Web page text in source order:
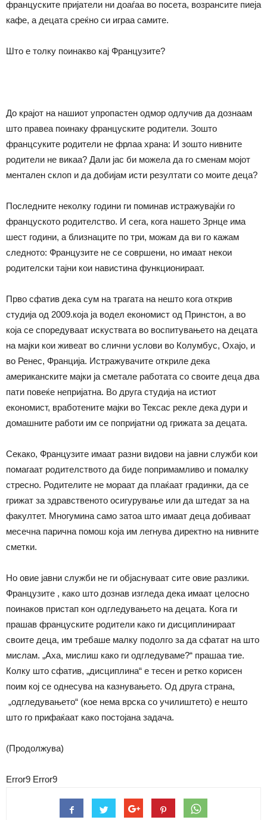
француските пријатели ни доаѓаа во посета, возрансите пиеја
кафе, а децата среќно си играа самите.
Што е толку поинакво кај Французите?
До крајот на нашиот упропастен одмор одлучив да дознаам
што правеа поинаку француските родители. Зошто
францсуките родители не фрлаа храна: И зошто нивните
родители не викаа? Дали јас би можела да го сменам мојот
ментален склоп и да добијам исти резултати со моите деца?
Последните неколку години ги поминав истражувајќи го
француското родителство. И сега, кога нашето Зрнце има
шест години, а близнаците по три, можам да ви го кажам
следното: Французите не се совршени, но имаат некои
родителски тајни кои навистина функционираат.
Прво сфатив дека сум на трагата на нешто кога открив
студија од 2009.која ја водел економист од Принстон, а во
која се споредуваат искуствата во воспитувањето на децата
на мајки кои живеат во слични услови во Колумбус, Охајо, и
во Ренес, Франција. Истражувачите откриле дека
американските мајки ја сметале работата со своите деца два
пати повеќе непријатна. Во друга студија на истиот
економист, вработените мајки во Тексас рекле дека дури и
домашните работи им се попријатни од грижата за децата.
Секако, Французите имаат разни видови на јавни служби кои
помагаат родителството да биде попримамливо и помалку
стресно. Родителите не мораат да плаќаат градинки, да се
грижат за здравственото осигурување или да штедат за на
факултет. Многумина само затоа што имаат деца добиваат
месечна парична помош која им легнува директно на нивните
сметки.
Но овие јавни служби не ги објаснуваат сите овие разлики.
Французите , како што дознав изгледа дека имаат целосно
поинаков пристап кон одгледувањето на децата. Кога ги
прашав француските родители како ги дисциплинираат
своите деца, им требаше малку подолго за да сфатат на што
мислам. „Аха, мислиш како ги одгледуваме?“ прашаа тие.
Колку што сфатив, „дисциплина“ е тесен и ретко корисен
поим кој се однесува на казнувањето. Од друга страна,
„одгледувањето“ (кое нема врска со училиштето) е нешто
што го прифаќаат како постојана задача.
(Продолжува)
Error9 Error9